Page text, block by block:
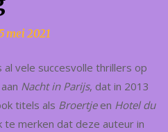
mei 2021
vele succesvolle thrillers op
Nacht in Parijs, dat in 2013
titels als Broertje en Hotel du
te merken dat deze auteur in